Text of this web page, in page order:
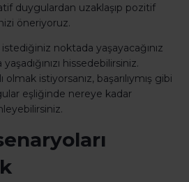
duygulardan uzaklaşıp pozitif
öneriyoruz.
noktada yaşayacağınız
hissedebilirsiniz.
olmak istiyorsanız, başarılıymış gibi
eşliğinde nereye kadar